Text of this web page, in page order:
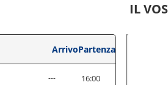
IL
ArrivoPartenza
--- 16:00